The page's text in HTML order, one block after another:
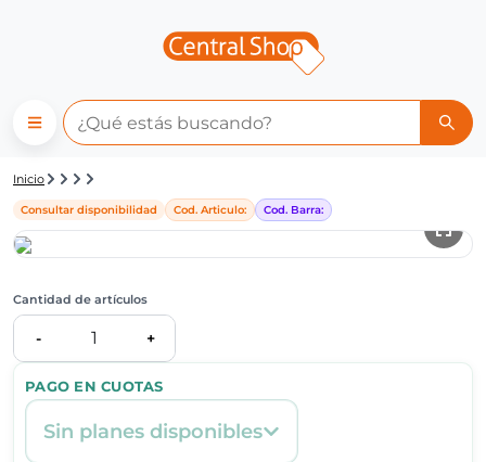
Detalle de producto | Central
Inicio
Consultar disponibilidad Cod. Articulo: Cod. Barra:
PAGO EN CUOTAS
Sin planes disponibles
Cantidad de artículos
- 1 +